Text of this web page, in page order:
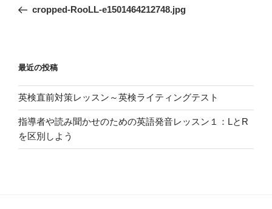
ナ
ー
シ
ョ
ン
去
cropped-RooLL-e1501464212748.jpg
最近の投稿
英検直前対策レッスン～英検ライティングテスト
指導者や読み聞かせのための英語発音レッスン１：LとR
を区別しよう